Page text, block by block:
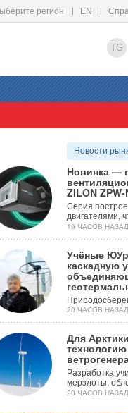
регион EN
TG
Новости
Новинка —
ZILON
Серия
двигателями,
19 ЧАСОВ НАЗАД
Учёные
каскадную
20 ЧАСОВ НАЗАД
Для
Разработка
мерзлоты,
20 ЧАСОВ НАЗАД